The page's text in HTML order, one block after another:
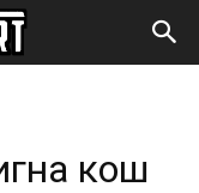
кош